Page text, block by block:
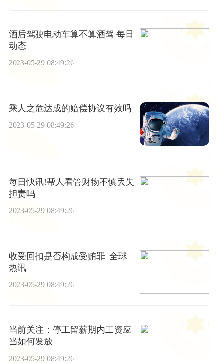
酒后驾驶电动车算不算酒驾 每日
动态
2023-05-29 08:49:26
乘人之危达成的赔偿协议有效吗
2023-05-29 08:49:26
每日快讯!帮人看管财物不慎丢失
担责吗
2023-05-29 08:49:26
收受回扣是否构成受贿罪_全球
热讯
2023-05-29 08:49:26
当前关注：停工留薪期内工资应
当如何发放
2023-05-29 08:49:26